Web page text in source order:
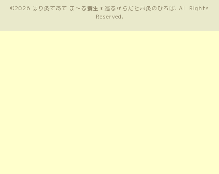
©2026 はり灸てあて ま〜る養生＊巡るからだとお灸のひろば. All Rights
Reserved.